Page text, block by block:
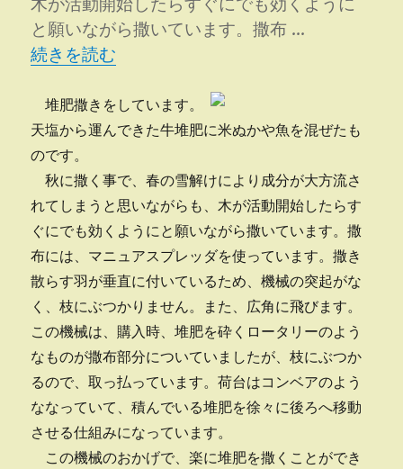
昇
格
と願いながら撒いています。撒布 …
“堆肥を撒いています” の
続きを読む
堆肥撒きをしています。
天塩から運んできた牛堆肥に米ぬかや魚を混ぜたも
のです。
秋に撒く事で、春の雪解けにより成分が大方流さ
れてしまうと思いながらも、木が活動開始したらす
ぐにでも効くようにと願いながら撒いています。撒
布には、マニュアスプレッダを使っています。撒き
散らす羽が垂直に付いているため、機械の突起がな
く、枝にぶつかりません。また、広角に飛びます。
この機械は、購入時、堆肥を砕くロータリーのよう
なものが撒布部分についていましたが、枝にぶつか
るので、取っ払っています。荷台はコンベアのよう
ななっていて、積んでいる堆肥を徐々に後ろへ移動
させる仕組みになっています。
この機械のおかげで、楽に堆肥を撒くことができ